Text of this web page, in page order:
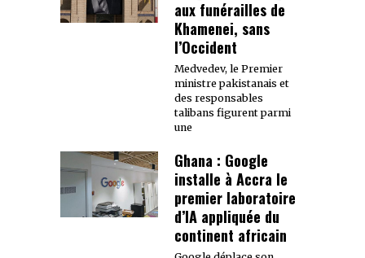
aux funérailles de
Khamenei, sans
l’Occident
Medvedev, le Premier
ministre pakistanais et
des responsables
talibans figurent parmi
une
Ghana : Google
installe à Accra le
premier laboratoire
d’IA appliquée du
continent africain